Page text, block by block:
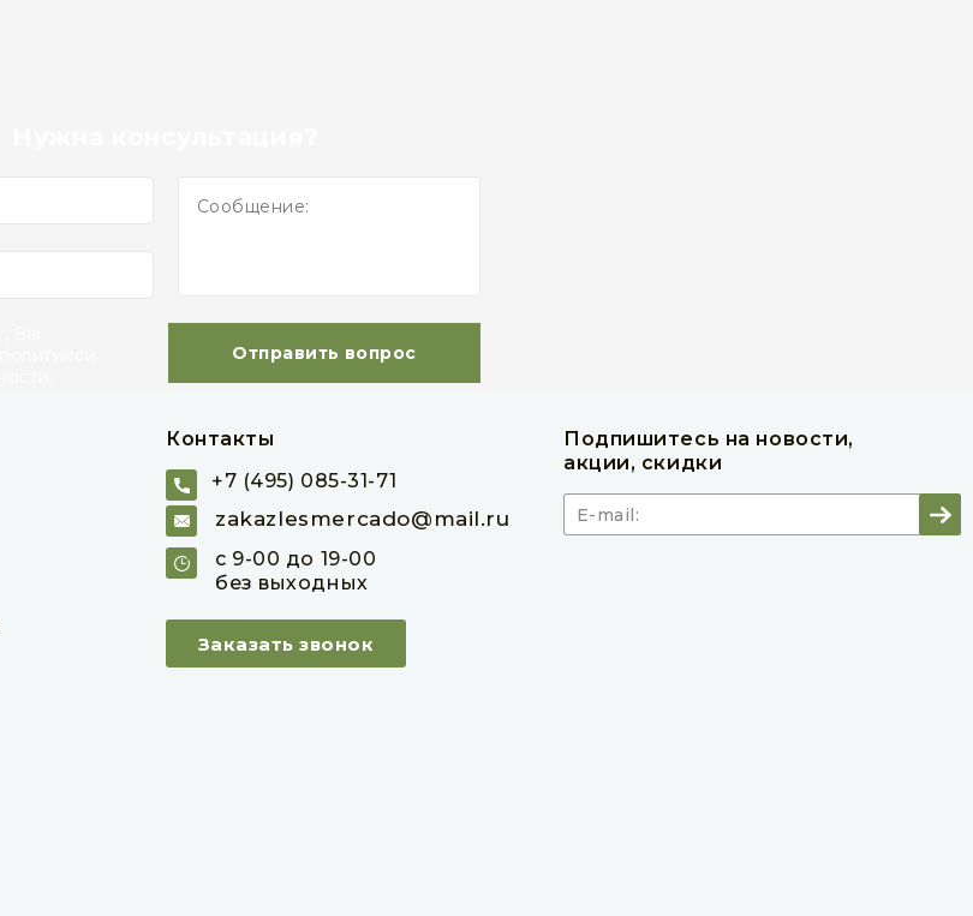
Отправить вопрос
Контакты
+7 (495) 085-31-71
zakazlesmercado@mail.ru
с 9-00 до 19-00
без выходных
Заказать звонок
Подпишитесь на новости,
акции, скидки